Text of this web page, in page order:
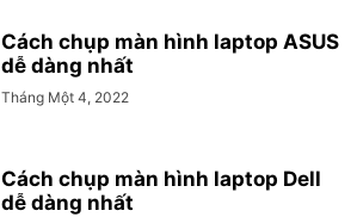
Cách chụp màn hình laptop ASUS
dễ dàng nhất
Tháng Một 4, 2022
Cách chụp màn hình laptop Dell
dễ dàng nhất